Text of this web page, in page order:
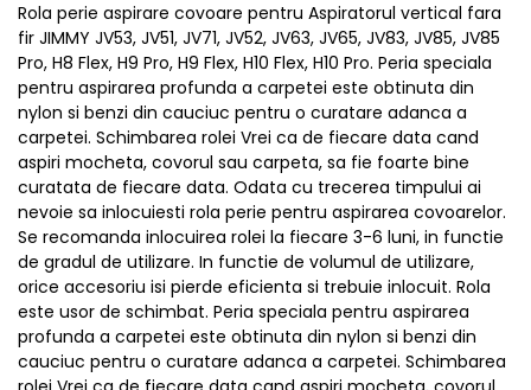
Rola perie aspirare covoare pentru Aspiratorul vertical fara
fir JIMMY JV53, JV51, JV71, JV52, JV63, JV65, JV83, JV85, JV85
Pro, H8 Flex, H9 Pro, H9 Flex, H10 Flex, H10 Pro. Peria speciala
pentru aspirarea profunda a carpetei este obtinuta din
nylon si benzi din cauciuc pentru o curatare adanca a
carpetei. Schimbarea rolei Vrei ca de fiecare data cand
aspiri mocheta, covorul sau carpeta, sa fie foarte bine
curatata de fiecare data. Odata cu trecerea timpului ai
nevoie sa inlocuiesti rola perie pentru aspirarea covoarelor.
Se recomanda inlocuirea rolei la fiecare 3-6 luni, in functie
de gradul de utilizare. In functie de volumul de utilizare,
orice accesoriu isi pierde eficienta si trebuie inlocuit. Rola
este usor de schimbat. Peria speciala pentru aspirarea
profunda a carpetei este obtinuta din nylon si benzi din
cauciuc pentru o curatare adanca a carpetei. Schimbarea